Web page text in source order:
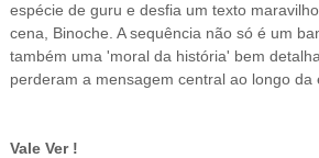
espécie de guru e desfia um texto
cena, Binoche. A sequência não só é um
também uma 'moral da história' bem
perderam a mensagem central ao longo da
Vale Ver !